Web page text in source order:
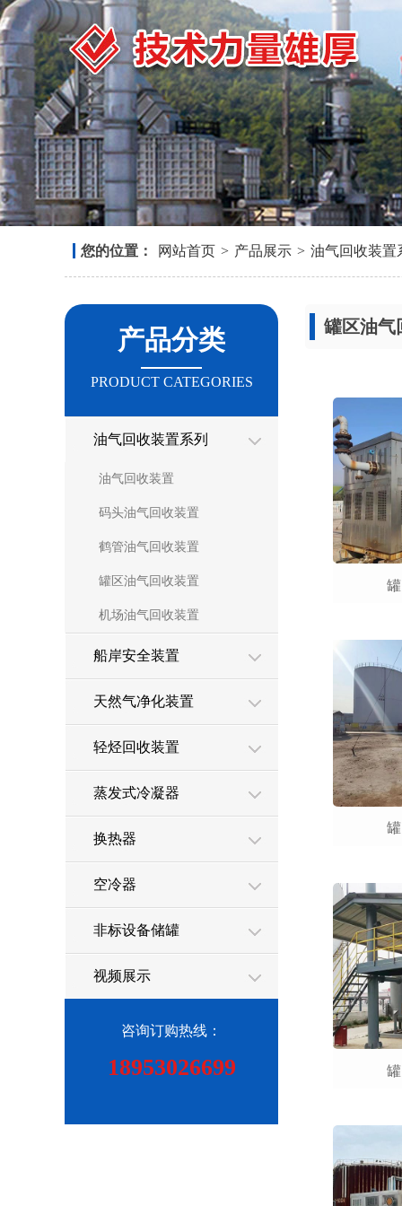
您的位置： 网站首页 > 产品展示 > 油气回收装置
产品分类
PRODUCT CATEGORIES
油气回收装置系列
油气回收装置
码头油气回收装置
鹤管油气回收装置
罐区油气回收装置
机场油气回收装置
船岸安全装置
天然气净化装置
轻烃回收装置
蒸发式冷凝器
换热器
空冷器
非标设备储罐
视频展示
咨询订购热线：
18953026699
罐区油气